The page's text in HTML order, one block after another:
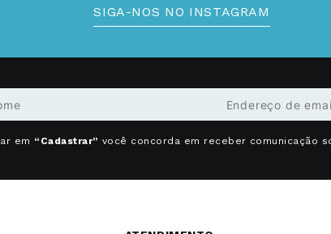
SIGA-NOS NO INSTAGRAM
em “Cadastrar” você concorda em receber comunicação